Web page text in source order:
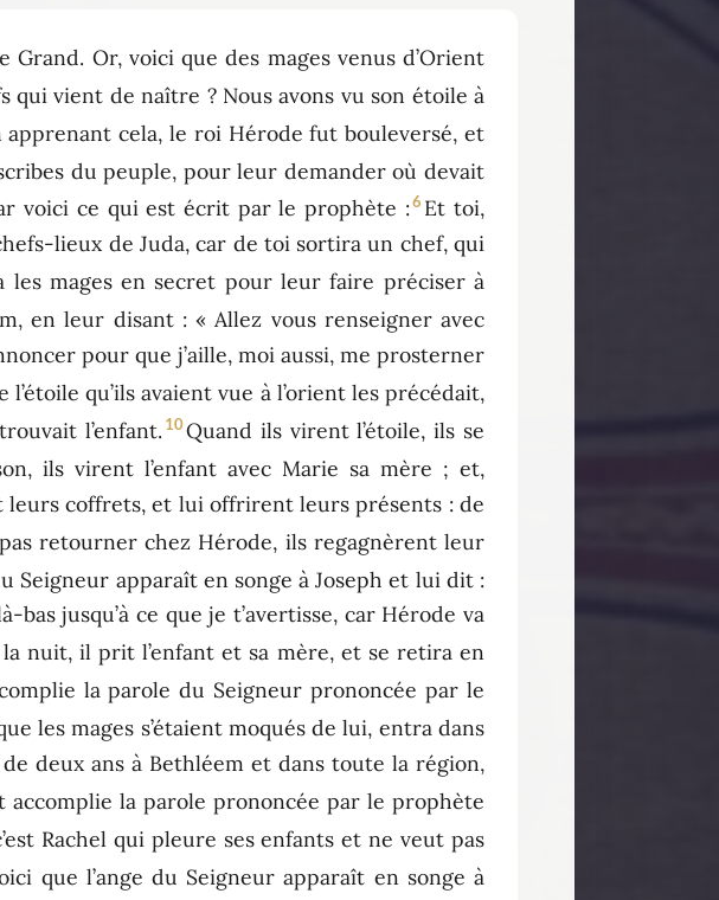
Or, voici que des mages venus d’Orient
qui vient de naître ? Nous avons vu son étoile à
apprenant cela, le roi Hérode fut bouleversé, et
du peuple, pour leur demander où devait
voici ce qui est écrit par le prophète :6 Et toi,
lieux de Juda, car de toi sortira un chef, qui
les mages en secret pour leur faire préciser à
en leur disant : « Allez vous renseigner avec
pour que j’aille, moi aussi, me prosterner
qu’ils avaient vue à l’orient les précédait,
l’enfant. 10Quand ils virent l’étoile, ils se
ils virent l’enfant avec Marie sa mère ; et,
coffrets, et lui offrirent leurs présents : de
retourner chez Hérode, ils regagnèrent leur
Seigneur apparaît en songe à Joseph et lui dit :
jusqu’à ce que je t’avertisse, car Hérode va
la nuit, il prit l’enfant et sa mère, et se retira en
la parole du Seigneur prononcée par le
les mages s’étaient moqués de lui, entra dans
deux ans à Bethléem et dans toute la région,
accomplie la parole prononcée par le prophète
Rachel qui pleure ses enfants et ne veut pas
que l’ange du Seigneur apparaît en songe à